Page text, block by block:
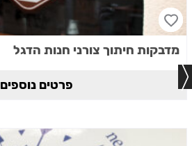
מדבקות חיתוך צורני חנות הדגל
פרטים נוספים